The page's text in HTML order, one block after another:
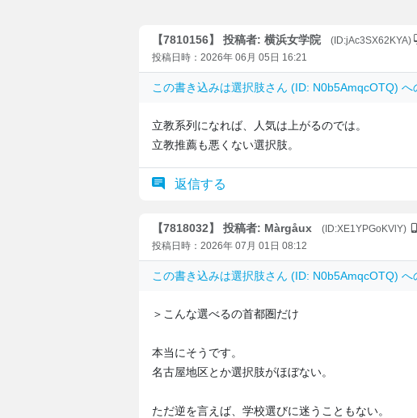
【7810156】 投稿者: 横浜女学院
(ID:jAc3SX62KYA)
投稿日時：2026年 06月 05日 16:21
この書き込みは選択肢さん (ID: N0b5AmqcOTQ) へ
立教系列になれば、人気は上がるのでは。
立教推薦も悪くない選択肢。
返信する
【7818032】 投稿者: Màrgåux
(ID:XE1YPGoKVlY)
投稿日時：2026年 07月 01日 08:12
この書き込みは選択肢さん (ID: N0b5AmqcOTQ) へ
＞こんな選べるの首都圏だけ
本当にそうです。
名古屋地区とか選択肢がほぼない。
ただ逆を言えば、学校選びに迷うこともない。